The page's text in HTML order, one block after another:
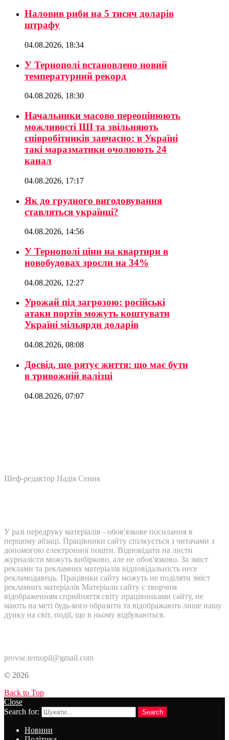
Наловив риби на 5 тисяч доларів
штрафу
04.08.2026, 18:34
У Тернополі встановлено новий
температурний рекорд
04.08.2026, 18:30
Начальники масово переоцінюють
можливості ШІ та звільняють
співробітників завчасно: в Україні
такі маразматики очолюють 24
канал
04.08.2026, 17:17
Як до грудного вигодовування
ставляться українці?
04.08.2026, 14:56
У Тернополі ціни на квартири в
новобудовах зросли на 34%
04.08.2026, 12:27
Урожай під загрозою: російські
атаки портів можуть коштувати
Україні мільярди доларів
04.08.2026, 08:08
Досвід, що рятує життя: що має бути
в тривожній валізці
04.08.2026, 07:07
Шеф-редактор Надія Сеник
У разі передруку матеріалів - обов'язкове посилання в
першому абзаці. Працівники сайту спілкується з читачами з
допомогою електронної пошти. Відповідати на листи
журналісти можуть вибірково, але не обов'язково. За зміст
реклами та рекламних матеріалів відповідальність несе
рекламодавець. Працівнки сайту можуть не поділяти зміст
рекламних матеріалів Матеріали сайту є творчим
відображенням сприйняття світу працівниками сайту, не
мають на меті будь-кого образити та відображають лише нашу
дуику на світ, події, що в ньому відбуваються.
provse.ternopil@gmail.com
© 2026
Back to Top
Close
Search for:
Search
Новини